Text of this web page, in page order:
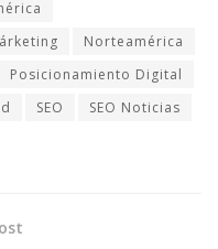
Norteamérica
Posicionamiento Digital
SEO
SEO Noticias